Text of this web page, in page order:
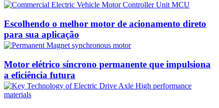
Escolhendo o melhor motor de acionamento direto
para sua aplicação
Motor elétrico síncrono permanente que impulsiona
a eficiência futura